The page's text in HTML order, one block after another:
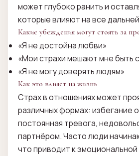
может глубоко ранить и
которые влияют на все
Какие убеждения могут стоять за
«Я не достойна любви»
«Мои страхи мешают мне быть
«Я не могу доверять людям»
Как это влияет на жизнь
Страх в отношениях может
различных формах: избегание
постоянная тревога,
партнёром. Часто люди
что приводит к